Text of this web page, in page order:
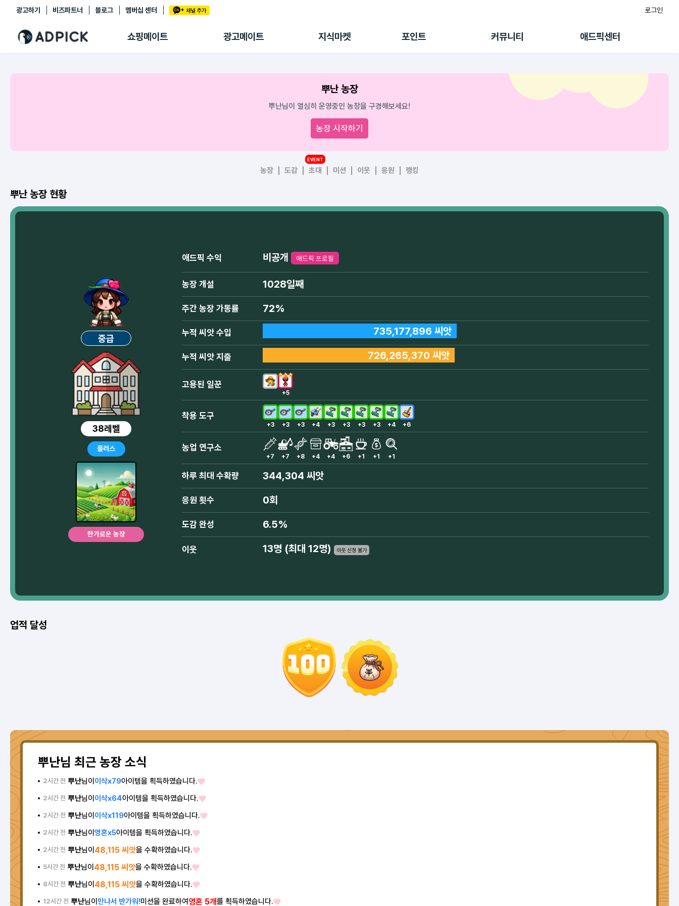
광고하기 비즈파트너 블로그 멤버십 센터 로그인
쇼핑메이트 광고메이트 지식마켓 포인트 커뮤니티 애드픽센터
추천상품
쇼핑 에이전트
링크관리
광고리포트
출석 룰렛
후원
랭킹
초대보너스
수익 Live
멤버십 센터
마이도메인
뿌난 농장
뿌난님이 열심히 운영중인 농장을 구경해보세요!
농장 시작하기
농장 도감 초대
EVENT
미션 이웃 응원 랭킹
뿌난 농장 현황
중급
38레벨
플러스
한가로운 농장
애드픽 수익 비공개 애드픽 프로필
농장 개설 1028일째
주간 농장 가동률 72%
누적 씨앗 수입 735,177,896 씨앗
누적 씨앗 지출 726,265,370 씨앗
고용된 일꾼
+5
착용 도구
+3 +3 +3 +4 +3 +3 +3 +3 +4 +6
농업 연구소
+7 +7 +8 +4 +4 +6 +1 +1 +1
하루 최대 수확량 344,304 씨앗
응원 횟수 0회
도감 완성 6.5%
이웃 13명 (최대 12명) 이웃 신청 불가
업적 달성
뿌난님 최근 농장 소식
2시간 전 뿌난님이 이삭x79아이템을 획득하였습니다.
2시간 전 뿌난님이 이삭x64아이템을 획득하였습니다.
2시간 전 뿌난님이 이삭x119아이템을 획득하였습니다.
2시간 전 뿌난님이 영혼x5아이템을 획득하였습니다.
2시간 전 뿌난님이 48,115 씨앗을 수확하였습니다.
5시간 전 뿌난님이 48,115 씨앗을 수확하였습니다.
8시간 전 뿌난님이 48,115 씨앗을 수확하였습니다.
12시간 전 뿌난님이 만나서 반가워!미션을 완료하여 영혼 5개를 획득하였습니다.